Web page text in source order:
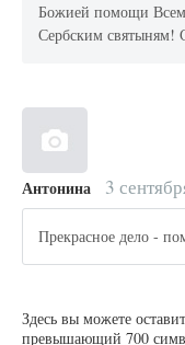
Божией помощи
Сербским святыням!
Антонина 3
Прекрасное дело -
Здесь вы можете
превышающий 700